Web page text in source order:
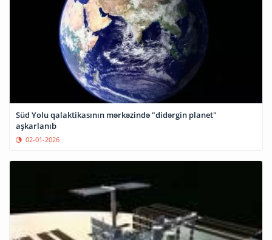
Süd Yolu qalaktikasının mərkəzində "didərgin planet"
aşkarlanıb
02-01-2026